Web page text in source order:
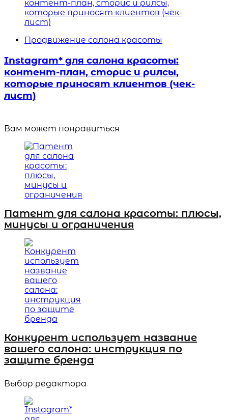
Продвижение салона красоты
Instagram* для салона красоты:
контент-план, сторис и рилсы,
которые приносят клиентов (чек-
лист)
Вам может понравиться
Патент для салона красоты: плюсы,
минусы и ограничения
Конкурент использует название
вашего салона: инструкция по
защите бренда
Выбор редактора